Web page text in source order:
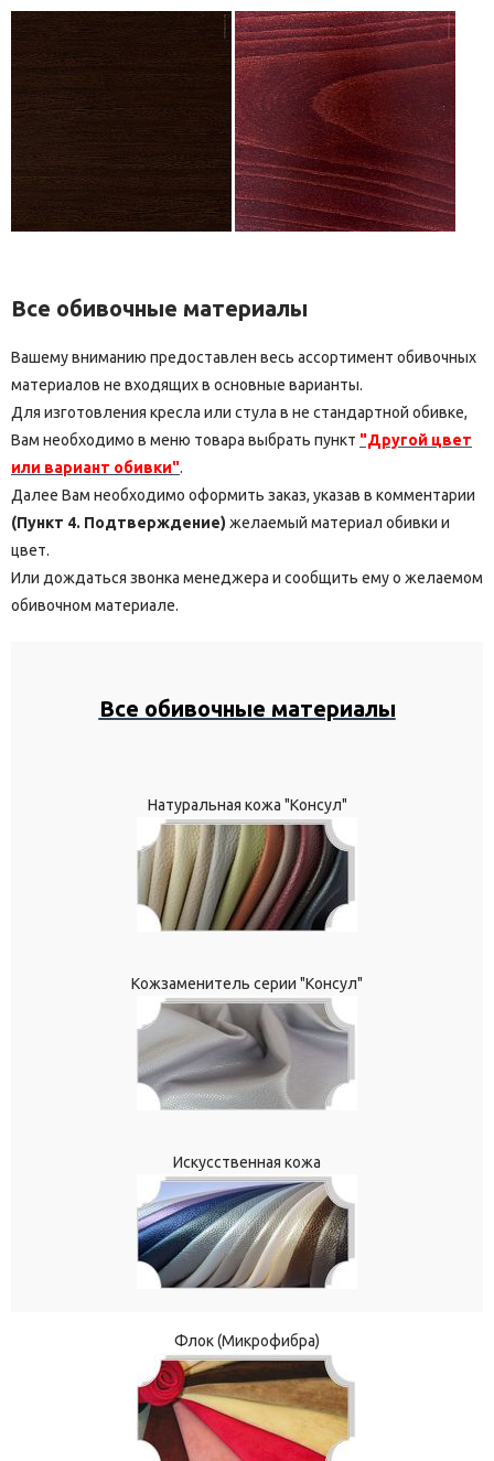
Все обивочные материалы
Вашему вниманию предоставлен весь ассортимент обивочных
материалов не входящих в основные варианты.
Для изготовления кресла или стула в не стандартной обивке,
Вам необходимо в меню товара выбрать пункт "Другой цвет
или вариант обивки".
Далее Вам необходимо оформить заказ, указав в комментарии
(Пункт 4. Подтверждение) желаемый материал обивки и
цвет.
Или дождаться звонка менеджера и сообщить ему о желаемом
обивочном материале.
Все обивочные материалы
Натуральная кожа "Консул"
Кожзаменитель серии "Консул"
Искусственная кожа
Флок (Микрофибра)